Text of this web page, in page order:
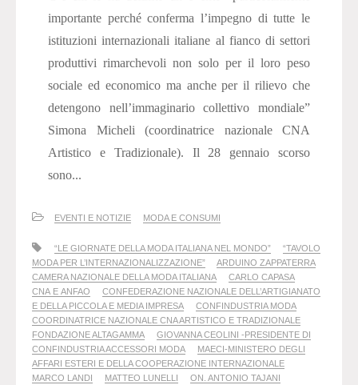
importante perché conferma l’impegno di tutte le
istituzioni internazionali italiane al fianco di settori
produttivi rimarchevoli non solo per il loro peso
sociale ed economico ma anche per il rilievo che
detengono nell’immaginario collettivo mondiale”
Simona Micheli (coordinatrice nazionale CNA
Artistico e Tradizionale). Il 28 gennaio scorso
sono...
EVENTI E NOTIZIE MODA E CONSUMI
“LE GIORNATE DELLA MODA ITALIANA NEL MONDO”
“TAVOLO
MODA PER L’INTERNAZIONALIZZAZIONE”
ARDUINO ZAPPATERRA
CAMERA NAZIONALE DELLA MODA ITALIANA
CARLO CAPASA
CNA E ANFAO
CONFEDERAZIONE NAZIONALE DELL’ARTIGIANATO
E DELLA PICCOLA E MEDIA IMPRESA
CONFINDUSTRIA MODA
COORDINATRICE NAZIONALE CNA ARTISTICO E TRADIZIONALE
FONDAZIONE ALTAGAMMA
GIOVANNA CEOLINI -PRESIDENTE DI
CONFINDUSTRIA ACCESSORI MODA
MAECI-MINISTERO DEGLI
AFFARI ESTERI E DELLA COOPERAZIONE INTERNAZIONALE
MARCO LANDI
MATTEO LUNELLI
ON. ANTONIO TAJANI